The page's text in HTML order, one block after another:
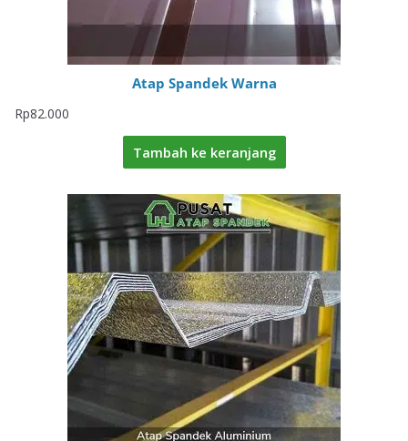
Atap Spandek Warna
Rp82.000
Tambah ke keranjang